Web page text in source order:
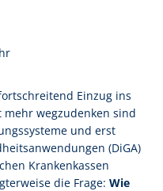
Einzug ins
mehr wegzudenken sind
und erst
(DiGA)
Krankenkassen
die Frage: Wie